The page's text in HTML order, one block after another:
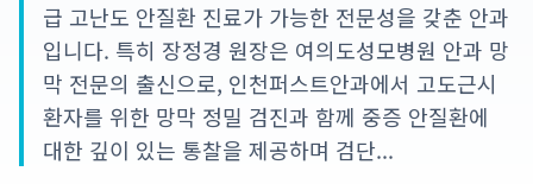
급 고난도 안질환 진료가 가능한 전문성을 갖춘 안과
입니다. 특히 장정경 원장은 여의도성모병원 안과 망
막 전문의 출신으로, 인천퍼스트안과에서 고도근시
환자를 위한 망막 정밀 검진과 함께 중증 안질환에
대한 깊이 있는 통찰을 제공하며 검단...